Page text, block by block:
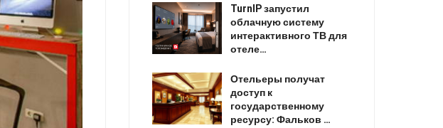
TurnIP запустил
облачную систему
интерактивного ТВ для
отеле…
Отельеры получат
доступ к
государственному
ресурсу: Фальков …